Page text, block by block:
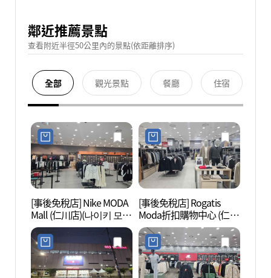
鄰近推薦景點
查看附近半徑50公里內的景點(依距離排序)
全部 觀光景點 餐廳 住宿
[事後免稅店] Nike MODA
Mall (仁川店)(나이키 모다
아울렛 인천점)
[事後免稅店] Rogatis
Moda折扣購物中心 (仁川
店)(로가디스 모다아울렛
인천점)